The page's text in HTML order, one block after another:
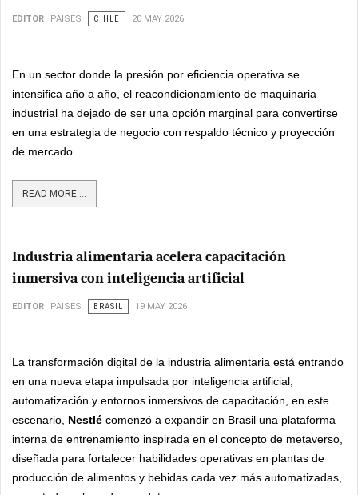
EDITOR PAISES CHILE 20 MAY 2026
En un sector donde la presión por eficiencia operativa se
intensifica año a año, el reacondicionamiento de maquinaria
industrial ha dejado de ser una opción marginal para convertirse
en una estrategia de negocio con respaldo técnico y proyección
de mercado.
READ MORE ...
Industria alimentaria acelera capacitación
inmersiva con inteligencia artificial
EDITOR PAISES BRASIL 19 MAY 2026
La transformación digital de la industria alimentaria está entrando
en una nueva etapa impulsada por inteligencia artificial,
automatización y entornos inmersivos de capacitación, en este
escenario, Nestlé comenzó a expandir en Brasil una plataforma
interna de entrenamiento inspirada en el concepto de metaverso,
diseñada para fortalecer habilidades operativas en plantas de
producción de alimentos y bebidas cada vez más automatizadas,